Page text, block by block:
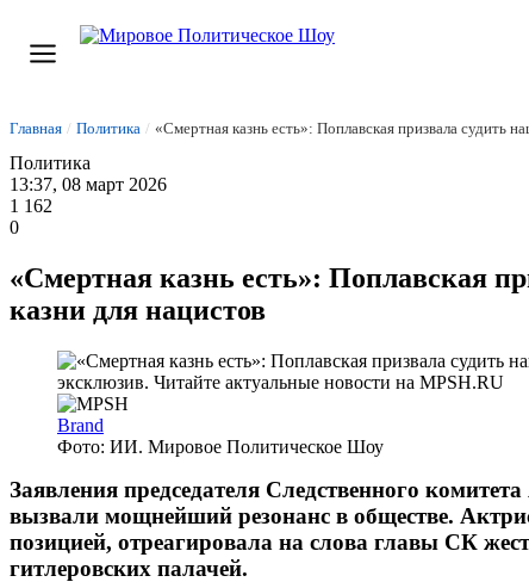
Главная / Политика / «Смертная казнь есть»: Поплавская призвала судить
Политика
13:37, 08 март 2026
1 162
0
«Смертная казнь есть»: Поплавская
казни для нацистов
Brand
Фото: ИИ. Мировое Политическое Шоу
Заявления председателя Следственного
вызвали мощнейший резонанс в обществе.
позицией, отреагировала на слова главы СК
гитлеровских палачей.